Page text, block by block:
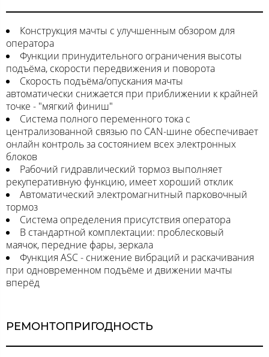
Конструкция мачты с улучшенным обзором для
оператора
Функции принудительного ограничения высоты
подъёма, скорости передвижения и поворота
Скорость подъёма/опускания мачты
автоматически снижается при приближении к крайней
точке - "мягкий финиш"
Система полного переменного тока с
централизованной связью по CAN-шине обеспечивает
онлайн контроль за состоянием всех электронных
блоков
Рабочий гидравлический тормоз выполняет
рекуперативную функцию, имеет хороший отклик
Автоматический электромагнитный парковочный
тормоз
Система определения присутствия оператора
В стандартной комплектации: проблесковый
маячок, передние фары, зеркала
Функция ASC - снижение вибраций и раскачивания
при одновременном подъёме и движении мачты
вперёд
РЕМОНТОПРИГОДНОСТЬ